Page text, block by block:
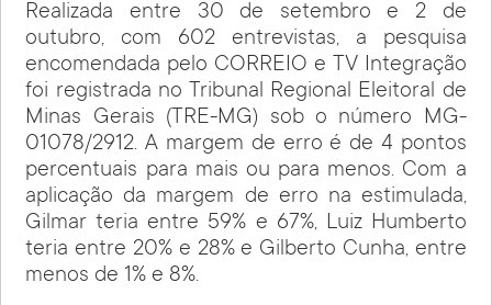
Realizada entre 30 de setembro e 2 de
outubro, com 602 entrevistas, a pesquisa
encomendada pelo CORREIO e TV Integração
foi registrada no Tribunal Regional Eleitoral de
Minas Gerais (TRE-MG) sob o número MG-
01078/2912. A margem de erro é de 4 pontos
percentuais para mais ou para menos. Com a
aplicação da margem de erro na estimulada,
Gilmar teria entre 59% e 67%, Luiz Humberto
teria entre 20% e 28% e Gilberto Cunha, entre
menos de 1% e 8%.